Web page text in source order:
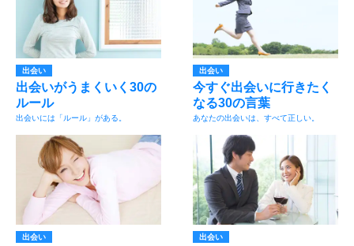
出会い
出会いがうまくいく30の
ルール
出会いには「ルール」がある。
出会い
今すぐ出会いに行きたく
なる30の言葉
あなたの出会いは、すべて正しい。
出会い 出会い